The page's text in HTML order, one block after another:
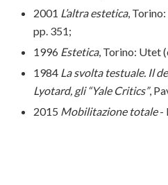
2001 L’altra estetica,
pp. 351;
1996 Estetica, Torino: Utet
1984 La svolta testuale. Il
Lyotard, gli “Yale Critics”,
2015 Mobilitazione totale-